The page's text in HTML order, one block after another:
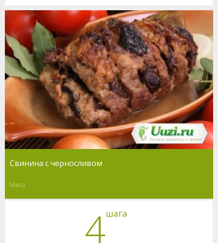
Свинина с черносливом
Мясо
4шага